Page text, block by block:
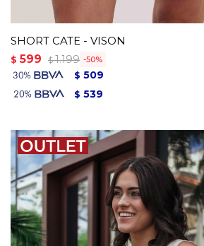
SHORT CATE - VISON
$ 599 $ 1.199 50
$ 509
$ 539